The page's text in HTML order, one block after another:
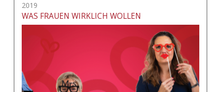
2019
WAS FRAUEN WIRKLICH WOLLEN